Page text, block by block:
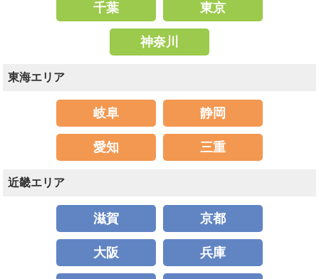
千葉 東京
神奈川
東海エリア
岐阜 静岡
愛知 三重
近畿エリア
滋賀 京都
大阪 兵庫